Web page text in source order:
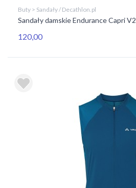
Buty > Sandały / Decathlon.pl
Sandały damskie Endurance Capri V2
120,00